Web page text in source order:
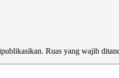
Ruas yang wajib